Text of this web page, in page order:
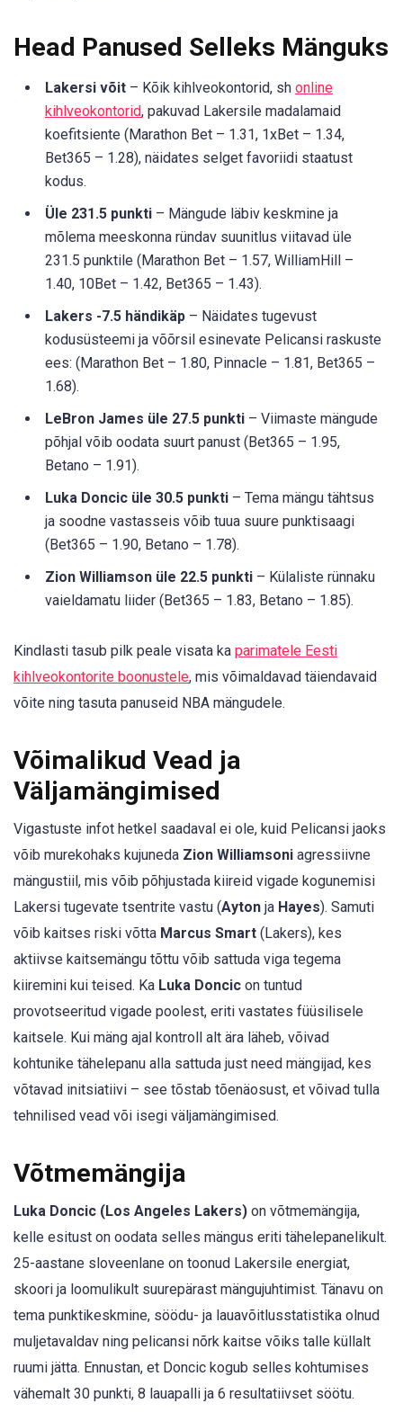
Head Panused Selleks Mänguks
Lakersi võit – Kõik kihlveokontorid, sh online
kihlveokontorid, pakuvad Lakersile madalamaid
koefitsiente (Marathon Bet – 1.31, 1xBet – 1.34,
Bet365 – 1.28), näidates selget favoriidi staatust
kodus.
Üle 231.5 punkti – Mängude läbiv keskmine ja
mõlema meeskonna ründav suunitlus viitavad üle
231.5 punktile (Marathon Bet – 1.57, WilliamHill –
1.40, 10Bet – 1.42, Bet365 – 1.43).
Lakers -7.5 händikäp – Näidates tugevust
kodusüsteemi ja võõrsil esinevate Pelicansi raskuste
ees: (Marathon Bet – 1.80, Pinnacle – 1.81, Bet365 –
1.68).
LeBron James üle 27.5 punkti – Viimaste mängude
põhjal võib oodata suurt panust (Bet365 – 1.95,
Betano – 1.91).
Luka Doncic üle 30.5 punkti – Tema mängu tähtsus
ja soodne vastasseis võib tuua suure punktisaagi
(Bet365 – 1.90, Betano – 1.78).
Zion Williamson üle 22.5 punkti – Külaliste rünnaku
vaieldamatu liider (Bet365 – 1.83, Betano – 1.85).
Kindlasti tasub pilk peale visata ka parimatele Eesti
kihlveokontorite boonustele, mis võimaldavad täiendavaid
võite ning tasuta panuseid NBA mängudele.
Võimalikud Vead ja
Väljamängimised
Vigastuste infot hetkel saadaval ei ole, kuid Pelicansi jaoks
võib murekohaks kujuneda Zion Williamsoni agressiivne
mängustiil, mis võib põhjustada kiireid vigade kogunemisi
Lakersi tugevate tsentrite vastu (Ayton ja Hayes). Samuti
võib kaitses riski võtta Marcus Smart (Lakers), kes
aktiivse kaitsemängu tõttu võib sattuda viga tegema
kiiremini kui teised. Ka Luka Doncic on tuntud
provotseeritud vigade poolest, eriti vastates füüsilisele
kaitsele. Kui mäng ajal kontroll alt ära läheb, võivad
kohtunike tähelepanu alla sattuda just need mängijad, kes
võtavad initsiatiivi – see tõstab tõenäosust, et võivad tulla
tehnilised vead või isegi väljamängimised.
Võtmemängija
Luka Doncic (Los Angeles Lakers) on võtmemängija,
kelle esitust on oodata selles mängus eriti tähelepanelikult.
25-aastane sloveenlane on toonud Lakersile energiat,
skoori ja loomulikult suurepärast mängujuhtimist. Tänavu on
tema punktikeskmine, söödu- ja lauavõitlusstatistika olnud
muljetavaldav ning pelicansi nõrk kaitse võiks talle küllalt
ruumi jätta. Ennustan, et Doncic kogub selles kohtumises
vähemalt 30 punkti, 8 lauapalli ja 6 resultatiivset söötu.